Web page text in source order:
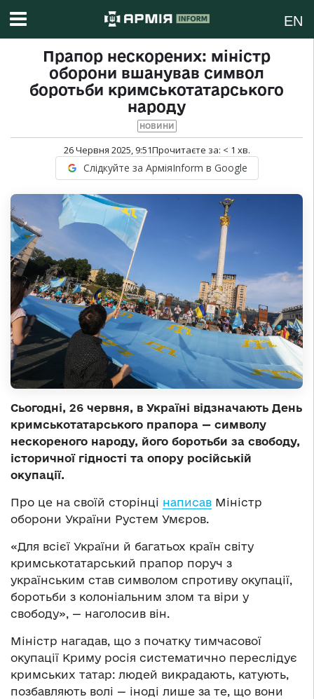
EN
Прапор нескорених: міністр
оборони вшанував символ
боротьби кримськотатарського
народу
НОВИНИ
26 Червня 2025, 9:51Прочитаєте за: < 1 хв.
Слідкуйте за АрміяInform в Google
Сьогодні, 26 червня, в Україні відзначають День
кримськотатарського прапора — символу
нескореного народу, його боротьби за свободу,
історичної гідності та опору російській
окупації.
Про це на своїй сторінці написав Міністр
оборони України Рустем Умєров.
«Для всієї України й багатьох країн світу
кримськотатарський прапор поруч з
українським став символом спротиву окупації,
боротьби з колоніальним злом та віри у
свободу», — наголосив він.
Міністр нагадав, що з початку тимчасової
окупації Криму росія систематично переслідує
кримських татар: людей викрадають, катують,
позбавляють волі — іноді лише за те, що вони